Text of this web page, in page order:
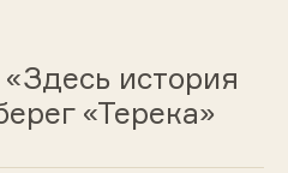
история
«Терека»